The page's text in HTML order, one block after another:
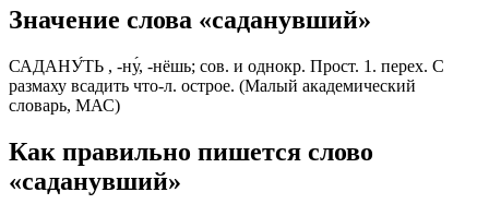
Значение слова «саданувший»
САДАНУ́ТЬ , -ну́, -нёшь; сов. и однокр. Прост. 1. перех. С
размаху всадить что-л. острое. (Малый академический
словарь, МАС)
Как правильно пишется слово
«саданувший»